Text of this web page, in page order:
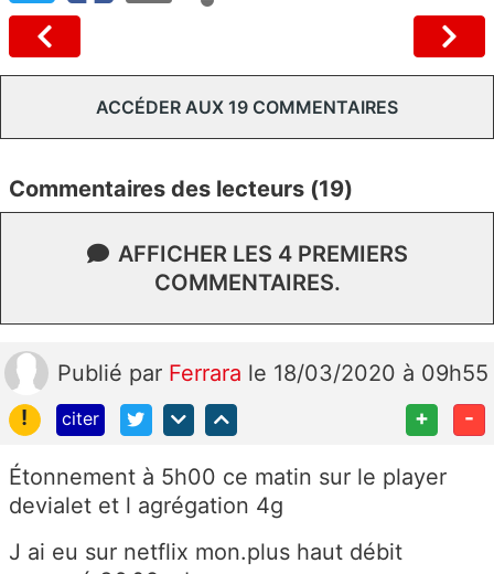
ACCÉDER AUX 19 COMMENTAIRES
Commentaires des lecteurs (19)
AFFICHER LES 4 PREMIERS
COMMENTAIRES.
Publié par Ferrara le 18/03/2020 à 09h55
!
citer + -
Étonnement à 5h00 ce matin sur le player
devialet et l agrégation 4g
J ai eu sur netflix mon.plus haut débit